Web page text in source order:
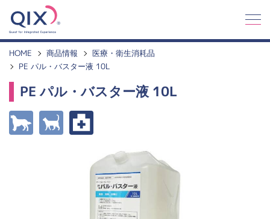
Q
X
HOME
商品情報
医療・衛生消耗品
PE パル・バスター液 10L
PE パル・バスター液 10L